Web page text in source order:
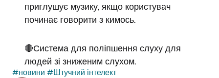
приглушує музику, якщо користувач
починає говорити з кимось.
🔴Система для поліпшення слуху для
людей зі зниженим слухом.
#новини #Штучний інтелект